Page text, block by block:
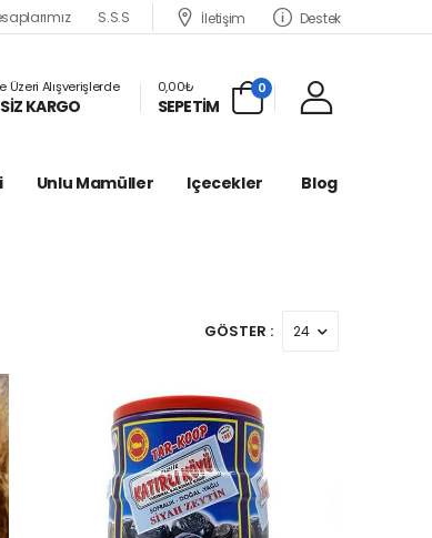
S.S.S İletişim Destek
Üzeri Alışverişlerde
KARGO
0,00₺
SEPETİM
0
Unlu Mamüller Içecekler Blog
GÖSTER :